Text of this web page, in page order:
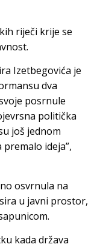
riječi krije se
Izetbegovića je
dva
posrnule
politička
još jednom
ideja”,
osvrnula na
u javni prostor,
kada država